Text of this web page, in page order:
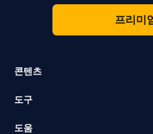
프리미
콘텐츠
도구
도움